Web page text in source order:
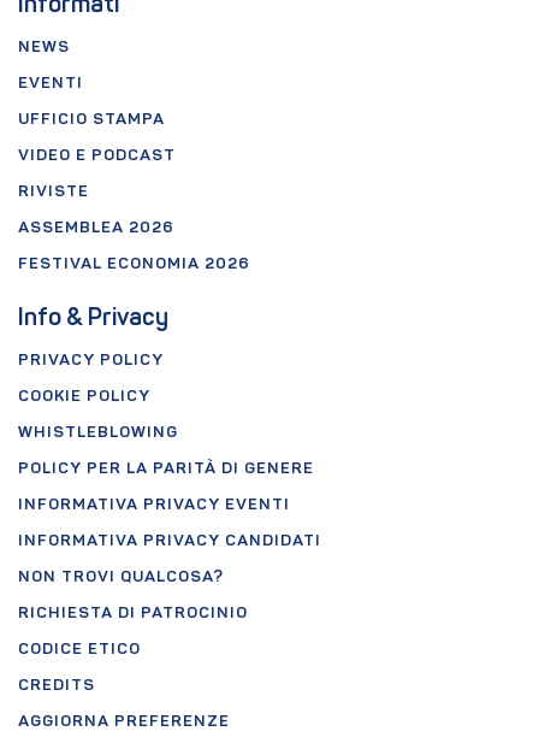
Informati
NEWS
EVENTI
UFFICIO STAMPA
VIDEO E PODCAST
RIVISTE
ASSEMBLEA 2026
FESTIVAL ECONOMIA 2026
Info & Privacy
PRIVACY POLICY
COOKIE POLICY
WHISTLEBLOWING
POLICY PER LA PARITÀ DI GENERE
INFORMATIVA PRIVACY EVENTI
INFORMATIVA PRIVACY CANDIDATI
NON TROVI QUALCOSA?
RICHIESTA DI PATROCINIO
CODICE ETICO
CREDITS
AGGIORNA PREFERENZE